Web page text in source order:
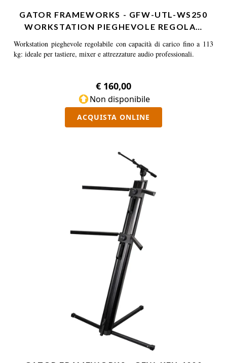
GATOR FRAMEWORKS - GFW-UTL-WS250
WORKSTATION PIEGHEVOLE REGOLA…
Workstation pieghevole regolabile con capacità di carico fino a 113
kg: ideale per tastiere, mixer e attrezzature audio professionali.
€ 160,00
Non disponibile
ACQUISTA ONLINE